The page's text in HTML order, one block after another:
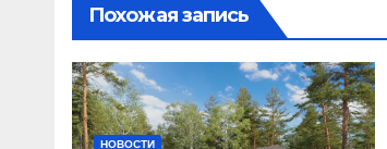
Похожая запись
НОВОСТИ